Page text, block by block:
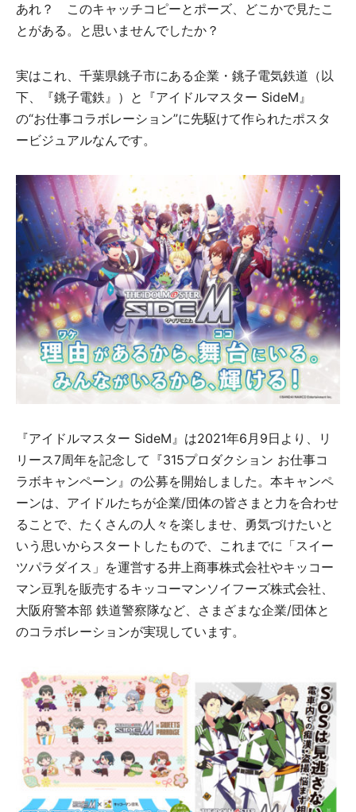
あれ？ このキャッチコピーとポーズ、どこかで見たこ
とがある。と思いませんでしたか？
実はこれ、千葉県銚子市にある企業・銚子電気鉄道（以
下、『銚子電鉄』）と『アイドルマスター SideM』
の“お仕事コラボレーション”に先駆けて作られたポスタ
ービジュアルなんです。
『アイドルマスター SideM』は2021年6月9日より、リ
リース7周年を記念して『315プロダクション お仕事コ
ラボキャンペーン』の公募を開始しました。本キャンペ
ーンは、アイドルたちが企業/団体の皆さまと力を合わせ
ることで、たくさんの人々を楽しませ、勇気づけたいと
いう思いからスタートしたもので、これまでに「スイー
ツパラダイス」を運営する井上商事株式会社やキッコー
マン豆乳を販売するキッコーマンソイフーズ株式会社、
大阪府警本部 鉄道警察隊など、さまざまな企業/団体と
のコラボレーションが実現しています。